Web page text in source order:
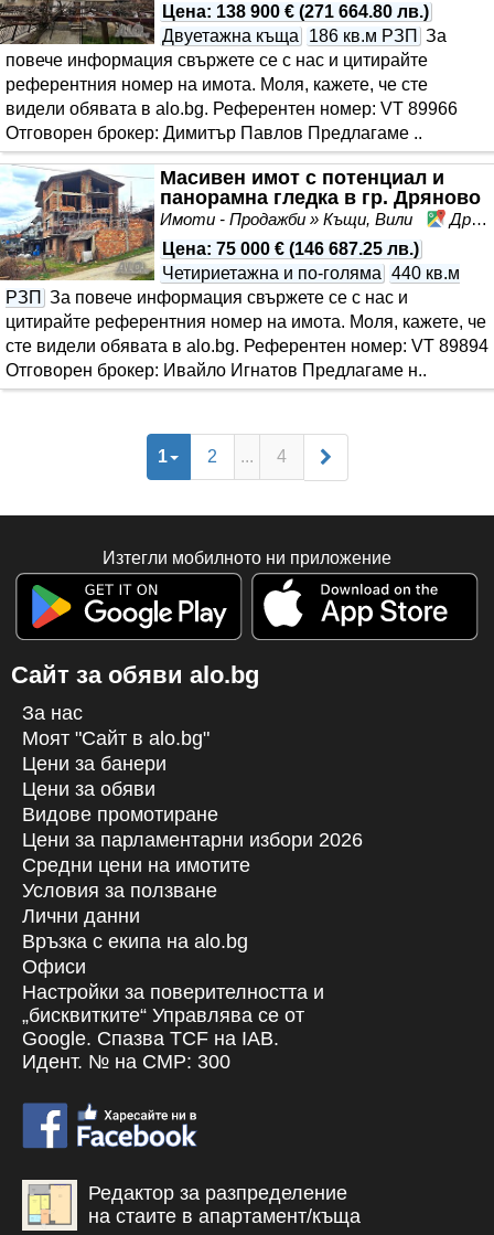
Цена: 138 900 € (271 664.80 лв.)
Двуетажна къща
186 кв.м РЗП За
повече информация свържете се с нас и цитирайте
референтния номер на имота. Моля, кажете, че сте
видeли обявата в alo.bg. Референтен номер: VT 89966
Отговорен брокер: Димитър Павлов Предлагаме ..
Масивен имот с потенциал и
панорамна гледка в гр. Дряново
Имоти - Продажби » Къщи, Вили
Дряново, област Габрово
Цена: 75 000 € (146 687.25 лв.)
Четириетажна и по-голяма 440 кв.м
РЗП За повече информация свържете се с нас и
цитирайте референтния номер на имота. Моля, кажете, че
сте видeли обявата в alo.bg. Референтен номер: VT 89894
Отговорен брокер: Ивайло Игнатов Предлагаме н..
1 2 ... 4
Изтегли мобилното ни приложение
Сайт за обяви alo.bg
За нас
Моят "Сайт в alo.bg"
Цени за банери
Цени за обяви
Видове промотиране
Цени за парламентарни избори 2026
Средни цени на имотите
Условия за ползване
Лични данни
Връзка с екипa на alo.bg
Офиси
Настройки за поверителността и
„бисквитките“ Управлява се от
Google. Спазва TCF на IAB.
Идент. № на CMP: 300
Редактор за разпределение
на стаите в апартамент/къща